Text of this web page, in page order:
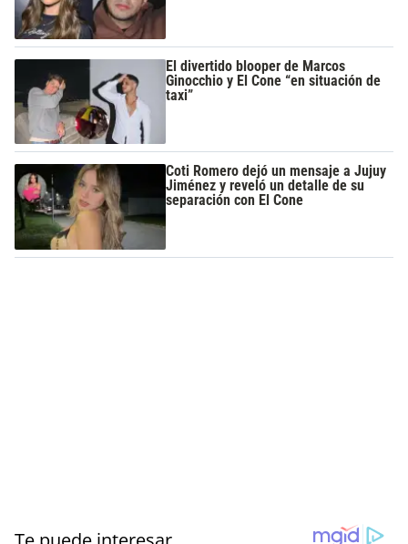
El divertido blooper de Marcos
Ginocchio y El Cone “en situación de
taxi”
Coti Romero dejó un mensaje a Jujuy
Jiménez y reveló un detalle de su
separación con El Cone